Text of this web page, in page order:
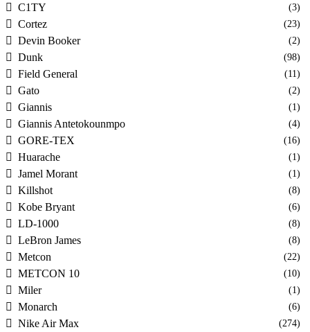
C1TY (3)
Cortez (23)
Devin Booker (2)
Dunk (98)
Field General (11)
Gato (2)
Giannis (1)
Giannis Antetokounmpo (4)
GORE-TEX (16)
Huarache (1)
Jamel Morant (1)
Killshot (8)
Kobe Bryant (6)
LD-1000 (8)
LeBron James (8)
Metcon (22)
METCON 10 (10)
Miler (1)
Monarch (6)
Nike Air Max (274)